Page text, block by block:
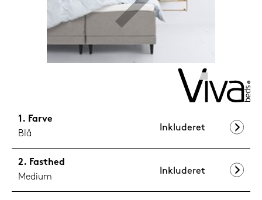
1.199,-
Farve
Blå
Inkluderet
Fasthed
Medium
Inkluderet